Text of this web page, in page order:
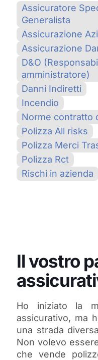
Assicuratore
Generalista
Assicurazione
Assicurazione
D&O
amministratore)
Danni Indiretti
Incendio
Norme contratto
Polizza All risks
Polizza Merci
Polizza Rct
Rischi in azienda
Il vostro
Ho iniziato la
assicurativo, ma
una strada
Non volevo
che vende